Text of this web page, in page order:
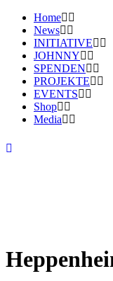
Home
News
INITIATIVE
JOHNNY
SPENDEN
PROJEKTE
EVENTS
Shop
Media